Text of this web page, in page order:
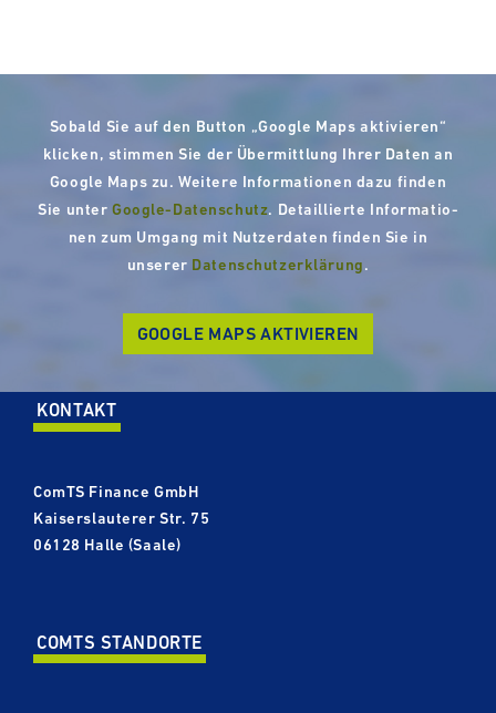
Sobald Sie auf den Button „Google Maps akti­vie­ren“
klicken, stimmen Sie der Über­mitt­lung Ihrer Daten an
Google Maps zu. Weitere Infor­ma­tio­nen dazu finden
Sie unter Google-​Datenschutz. Detail­lierte Infor­ma­tio­
nen zum Umgang mit Nut­zer­da­ten finden Sie in
unserer Daten­schutz­er­klä­rung.
GOOGLE MAPS AKTIVIEREN
KONTAKT
ComTS Finance GmbH
Kaisers­lau­terer Str. 75
06128 Halle (Saale)
COMTS STANDORTE